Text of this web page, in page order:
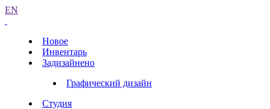
EN
Новое
Инвентарь
Задизайнено
Графический дизайн
Студия